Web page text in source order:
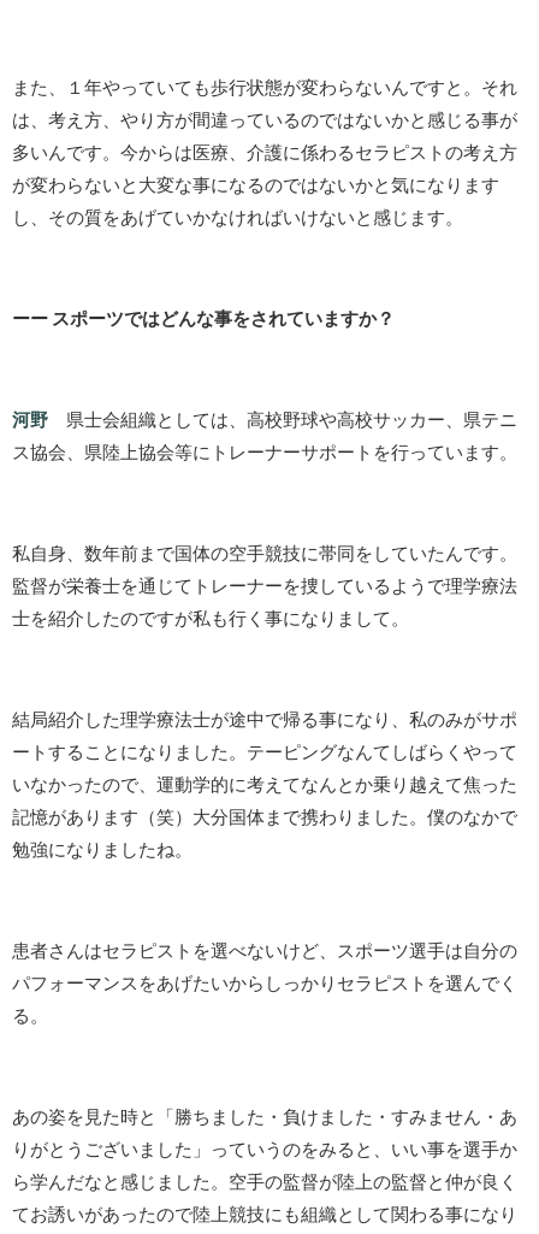
また、１年やっていても歩行状態が変わらないんですと。それ
は、考え方、やり方が間違っているのではないかと感じる事が
多いんです。今からは医療、介護に係わるセラピストの考え方
が変わらないと大変な事になるのではないかと気になります
し、その質をあげていかなければいけないと感じます。
ーー スポーツではどんな事をされていますか？
河野
県士会組織としては、高校野球や高校サッカー、県テニ
ス協会、県陸上協会等にトレーナーサポートを行っています。
私自身、数年前まで国体の空手競技に帯同をしていたんです。
監督が栄養士を通じてトレーナーを捜しているようで理学療法
士を紹介したのですが私も行く事になりまして。
結局紹介した理学療法士が途中で帰る事になり、私のみがサポ
ートすることになりました。テーピングなんてしばらくやって
いなかったので、運動学的に考えてなんとか乗り越えて焦った
記憶があります（笑）大分国体まで携わりました。僕のなかで
勉強になりましたね。
患者さんはセラピストを選べないけど、スポーツ選手は自分の
パフォーマンスをあげたいからしっかりセラピストを選んでく
る。
あの姿を見た時と「勝ちました・負けました・すみません・あ
りがとうございました」っていうのをみると、いい事を選手か
ら学んだなと感じました。空手の監督が陸上の監督と仲が良く
てお誘いがあったので陸上競技にも組織として関わる事になり